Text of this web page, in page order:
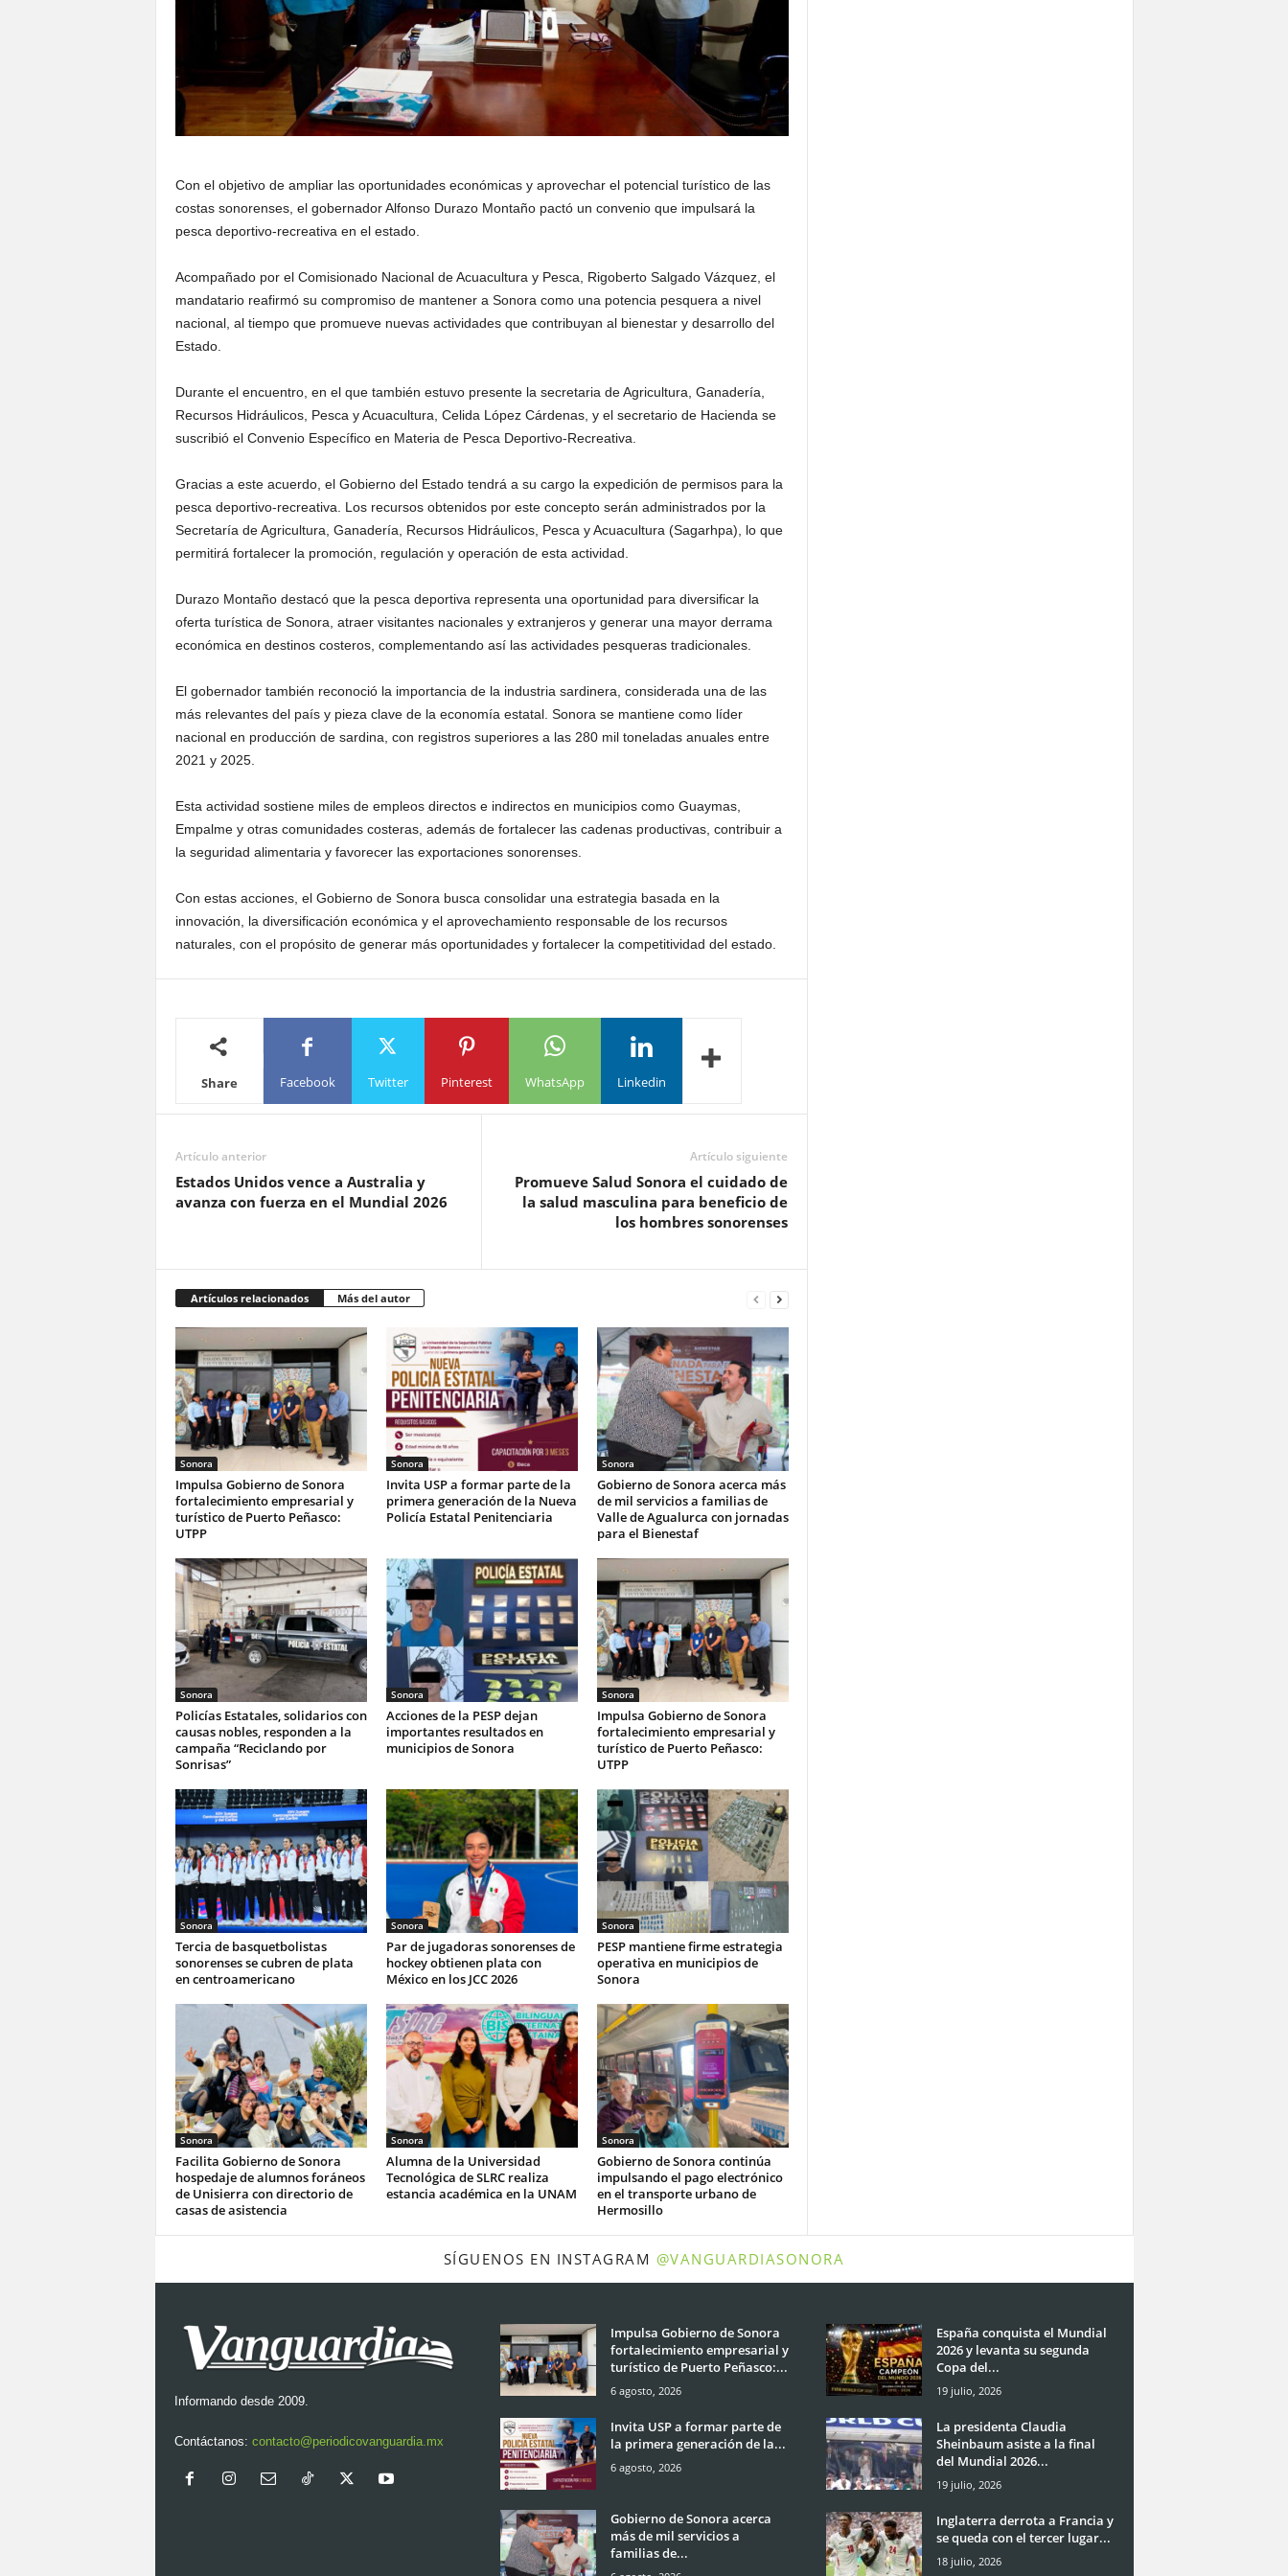
Con el objetivo de ampliar las oportunidades económicas y aprovechar el potencial turístico de las
costas sonorenses, el gobernador Alfonso Durazo Montaño pactó un convenio que impulsará la
pesca deportivo-recreativa en el estado.
Acompañado por el Comisionado Nacional de Acuacultura y Pesca, Rigoberto Salgado Vázquez, el
mandatario reafirmó su compromiso de mantener a Sonora como una potencia pesquera a nivel
nacional, al tiempo que promueve nuevas actividades que contribuyan al bienestar y desarrollo del
Estado.
Durante el encuentro, en el que también estuvo presente la secretaria de Agricultura, Ganadería,
Recursos Hidráulicos, Pesca y Acuacultura, Celida López Cárdenas, y el secretario de Hacienda se
suscribió el Convenio Específico en Materia de Pesca Deportivo-Recreativa.
Gracias a este acuerdo, el Gobierno del Estado tendrá a su cargo la expedición de permisos para la
pesca deportivo-recreativa. Los recursos obtenidos por este concepto serán administrados por la
Secretaría de Agricultura, Ganadería, Recursos Hidráulicos, Pesca y Acuacultura (Sagarhpa), lo que
permitirá fortalecer la promoción, regulación y operación de esta actividad.
Durazo Montaño destacó que la pesca deportiva representa una oportunidad para diversificar la
oferta turística de Sonora, atraer visitantes nacionales y extranjeros y generar una mayor derrama
económica en destinos costeros, complementando así las actividades pesqueras tradicionales.
El gobernador también reconoció la importancia de la industria sardinera, considerada una de las
más relevantes del país y pieza clave de la economía estatal. Sonora se mantiene como líder
nacional en producción de sardina, con registros superiores a las 280 mil toneladas anuales entre
2021 y 2025.
Esta actividad sostiene miles de empleos directos e indirectos en municipios como Guaymas,
Empalme y otras comunidades costeras, además de fortalecer las cadenas productivas, contribuir a
la seguridad alimentaria y favorecer las exportaciones sonorenses.
Con estas acciones, el Gobierno de Sonora busca consolidar una estrategia basada en la
innovación, la diversificación económica y el aprovechamiento responsable de los recursos
naturales, con el propósito de generar más oportunidades y fortalecer la competitividad del estado.
Share Facebook Twitter Pinterest WhatsApp Linkedin
Artículo anterior
Estados Unidos vence a Australia y
avanza con fuerza en el Mundial 2026
Artículo siguiente
Promueve Salud Sonora el cuidado de
la salud masculina para beneficio de
los hombres sonorenses
Artículos relacionados Más del autor
Sonora
Impulsa Gobierno de Sonora
fortalecimiento empresarial y
turístico de Puerto Peñasco:
UTPP
Sonora
Invita USP a formar parte de la
primera generación de la Nueva
Policía Estatal Penitenciaria
Sonora
Gobierno de Sonora acerca más
de mil servicios a familias de
Valle de Agualurca con jornadas
para el Bienestaf
Sonora
Policías Estatales, solidarios con
causas nobles, responden a la
campaña “Reciclando por
Sonrisas”
Sonora
Acciones de la PESP dejan
importantes resultados en
municipios de Sonora
Sonora
Impulsa Gobierno de Sonora
fortalecimiento empresarial y
turístico de Puerto Peñasco:
UTPP
Sonora
Tercia de basquetbolistas
sonorenses se cubren de plata
en centroamericano
Sonora
Par de jugadoras sonorenses de
hockey obtienen plata con
México en los JCC 2026
Sonora
PESP mantiene firme estrategia
operativa en municipios de
Sonora
Sonora
Facilita Gobierno de Sonora
hospedaje de alumnos foráneos
de Unisierra con directorio de
casas de asistencia
Sonora
Alumna de la Universidad
Tecnológica de SLRC realiza
estancia académica en la UNAM
Sonora
Gobierno de Sonora continúa
impulsando el pago electrónico
en el transporte urbano de
Hermosillo
SÍGUENOS EN INSTAGRAM @VANGUARDIASONORA
Informando desde 2009.
Contáctanos: contacto@periodicovanguardia.mx
Impulsa Gobierno de Sonora
fortalecimiento empresarial y
turístico de Puerto Peñasco:...
6 agosto, 2026
Invita USP a formar parte de
la primera generación de la...
6 agosto, 2026
Gobierno de Sonora acerca
más de mil servicios a
familias de...
España conquista el Mundial
2026 y levanta su segunda
Copa del...
19 julio, 2026
La presidenta Claudia
Sheinbaum asiste a la final
del Mundial 2026...
19 julio, 2026
Inglaterra derrota a Francia y
se queda con el tercer lugar...
18 julio, 2026